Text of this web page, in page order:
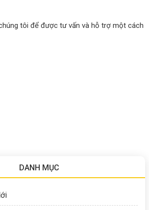
tôi để được tư vấn và hỗ trợ một cách
DANH MỤC